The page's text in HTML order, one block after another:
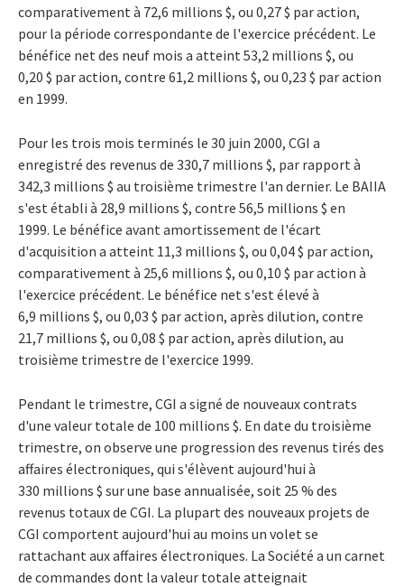
comparativement à 72,6 millions $, ou 0,27 $ par action,
pour la période correspondante de l'exercice précédent. Le
bénéfice net des neuf mois a atteint 53,2 millions $, ou
0,20 $ par action, contre 61,2 millions $, ou 0,23 $ par action
en 1999.
Pour les trois mois terminés le 30 juin 2000, CGI a
enregistré des revenus de 330,7 millions $, par rapport à
342,3 millions $ au troisième trimestre l'an dernier. Le BAIIA
s'est établi à 28,9 millions $, contre 56,5 millions $ en
1999. Le bénéfice avant amortissement de l'écart
d'acquisition a atteint 11,3 millions $, ou 0,04 $ par action,
comparativement à 25,6 millions $, ou 0,10 $ par action à
l'exercice précédent. Le bénéfice net s'est élevé à
6,9 millions $, ou 0,03 $ par action, après dilution, contre
21,7 millions $, ou 0,08 $ par action, après dilution, au
troisième trimestre de l'exercice 1999.
Pendant le trimestre, CGI a signé de nouveaux contrats
d'une valeur totale de 100 millions $. En date du troisième
trimestre, on observe une progression des revenus tirés des
affaires électroniques, qui s'élèvent aujourd'hui à
330 millions $ sur une base annualisée, soit 25 % des
revenus totaux de CGI. La plupart des nouveaux projets de
CGI comportent aujourd'hui au moins un volet se
rattachant aux affaires électroniques. La Société a un carnet
de commandes dont la valeur totale atteignait